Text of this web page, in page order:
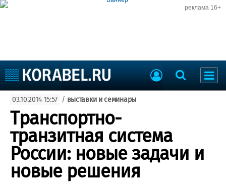
реклама 16+
Судоходство
Судоремонт
События
Пресс-релизы
Порты
Рыболовство
ВМФ
Яхты и катера
Еще
03.10.2014 15:57 / выставки и семинары
Транспортно-
транзитная система
России: новые задачи и
новые решения